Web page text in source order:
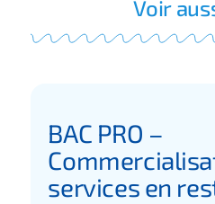
BAC PRO –
services en